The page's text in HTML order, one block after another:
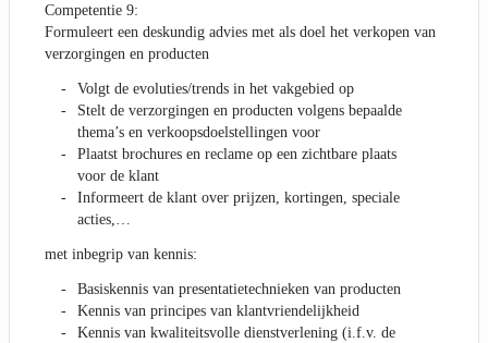
Competentie 9:
Formuleert een deskundig advies met als doel het verkopen van
verzorgingen en producten
Volgt de evoluties/trends in het vakgebied op
Stelt de verzorgingen en producten volgens bepaalde
thema’s en verkoopsdoelstellingen voor
Plaatst brochures en reclame op een zichtbare plaats
voor de klant
Informeert de klant over prijzen, kortingen, speciale
acties,…
met inbegrip van kennis:
Basiskennis van presentatietechnieken van producten
Kennis van principes van klantvriendelijkheid
Kennis van kwaliteitsvolle dienstverlening (i.f.v. de